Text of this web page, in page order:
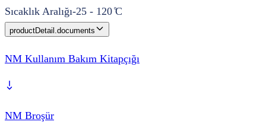
Sıcaklık Aralığı-25 - 120 ̊C
productDetail.documents
NM Kullanım Bakım Kitapçığı
NM Broşür